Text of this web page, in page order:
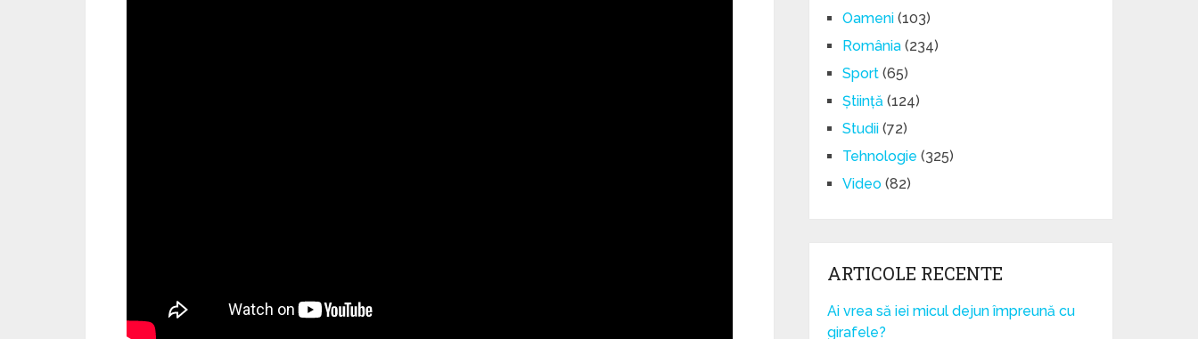
Oameni (103)
România (234)
Sport (65)
Știință (124)
Studii (72)
Tehnologie (325)
Video (82)
ARTICOLE RECENTE
Ai vrea să iei micul dejun împreună cu
girafele?